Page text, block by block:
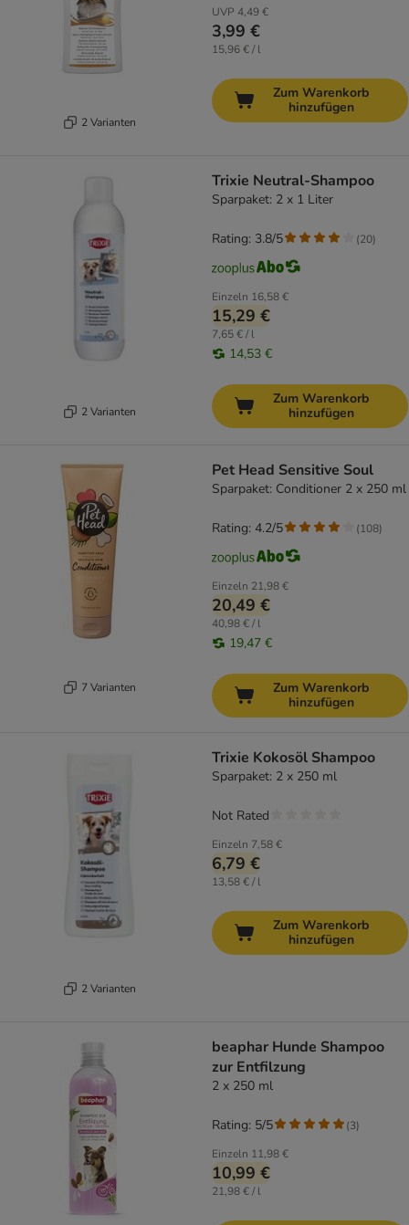
2 Varianten
UVP 4,49 €
3,99 €
15,96 € / l
Zum Warenkorb
hinzufügen
2 Varianten
Trixie Neutral-Shampoo
Sparpaket: 2 x 1 Liter
Einzeln 16,58 €
15,29 €
7,65 € / l
14,53 €
Rating: 3.8/5 (20)
Zum Warenkorb
hinzufügen
7 Varianten
Pet Head Sensitive Soul
Sparpaket: Conditioner 2 x 250 ml
Einzeln 21,98 €
20,49 €
40,98 € / l
19,47 €
Rating: 4.2/5 (108)
Zum Warenkorb
hinzufügen
2 Varianten
Trixie Kokosöl Shampoo
Sparpaket: 2 x 250 ml
Einzeln 7,58 €
6,79 €
13,58 € / l
Not Rated
Zum Warenkorb
hinzufügen
beaphar Hunde Shampoo
zur Entfilzung
2 x 250 ml
Einzeln 11,98 €
10,99 €
21,98 € / l
Rating: 5/5 (3)